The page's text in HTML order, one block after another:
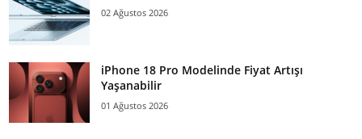
02 Ağustos 2026
iPhone 18 Pro Modelinde Fiyat Artışı
Yaşanabilir
01 Ağustos 2026